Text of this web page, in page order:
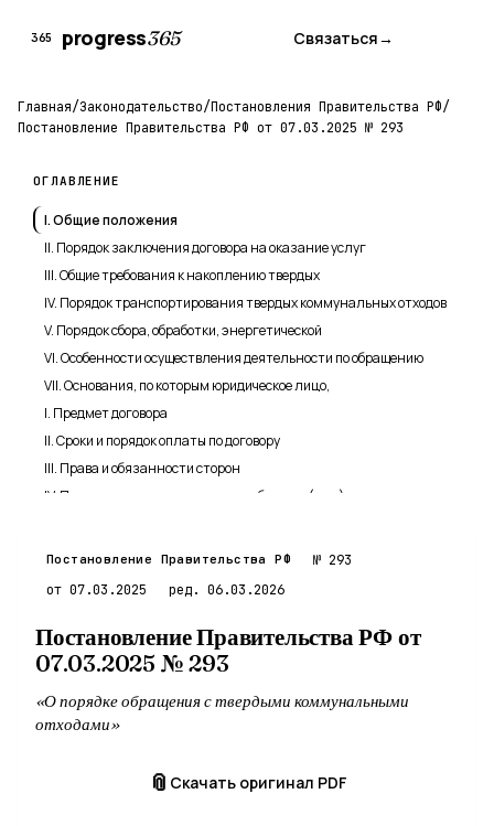
365 progress365 Связаться→
Главная/Законодательство/Постановления Правительства РФ/
Постановление Правительства РФ от 07.03.2025 № 293
ОГЛАВЛЕНИЕ
I. Общие положения
II. Порядок заключения договора на оказание услуг
III. Общие требования к накоплению твердых
IV. Порядок транспортирования твердых коммунальных отходов
V. Порядок сбора, обработки, энергетической
VI. Особенности осуществления деятельности по обращению
VII. Основания, по которым юридическое лицо,
I. Предмет договора
II. Сроки и порядок оплаты по договору
III. Права и обязанности сторон
IV. Порядок осуществления учета объема и (или) массы
VI. Ответственность сторон
IX. Прочие условия
Постановление Правительства РФ
№ 293
от 07.03.2025
ред. 06.03.2026
Постановление Правительства РФ от
07.03.2025 № 293
«О порядке обращения с твердыми коммунальными
отходами»
📎 Скачать оригинал PDF